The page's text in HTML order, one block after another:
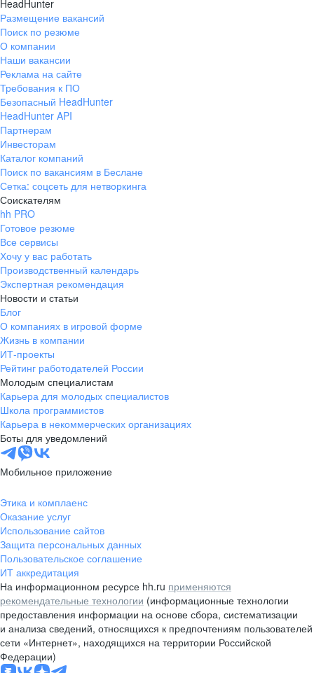
HeadHunter
Размещение вакансий
Поиск по резюме
О компании
Наши вакансии
Реклама на сайте
Требования к ПО
Безопасный HeadHunter
HeadHunter API
Партнерам
Инвесторам
Каталог компаний
Поиск по вакансиям в Беслане
Сетка: соцсеть для нетворкинга
Соискателям
hh PRO
Готовое резюме
Все сервисы
Хочу у вас работать
Производственный календарь
Экспертная рекомендация
Новости и статьи
Блог
О компаниях в игровой форме
Жизнь в компании
ИТ-проекты
Рейтинг работодателей России
Молодым специалистам
Карьера для молодых специалистов
Школа программистов
Карьера в некоммерческих организациях
Боты для уведомлений
Мобильное приложение
Этика и комплаенс
Оказание услуг
Использование сайтов
Защита персональных данных
Пользовательское соглашение
ИТ аккредитация
На информационном ресурсе hh.ru применяются
рекомендательные технологии (информационные технологии
предоставления информации на основе сбора, систематизации
и анализа сведений, относящихся к предпочтениям пользователей
сети «Интернет», находящихся на территории Российской
Федерации)